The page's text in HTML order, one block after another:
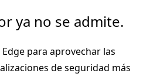
ya no se admite.
para aprovechar las
de seguridad más